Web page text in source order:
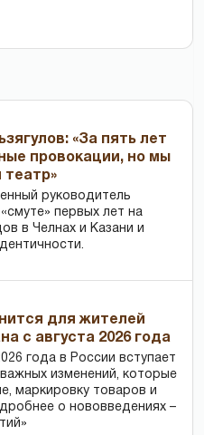
«За пять лет
провокации, но мы
театр»
руководитель
первых лет на
в Челнах и Казани и
для жителей
с августа 2026 года
года в России вступает
изменений, которые
маркировку товаров и
о нововведениях –